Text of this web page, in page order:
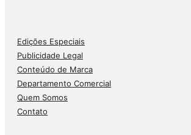
Edições Especiais
Publicidade Legal
Conteúdo de Marca
Departamento Comercial
Quem Somos
Contato